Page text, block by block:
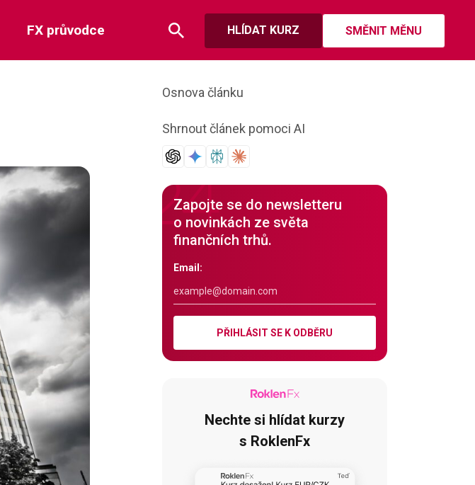
HLÍDAT KURZ SMĚNIT MĚNU
FX průvodce
Osnova článku
Shrnout článek pomoci AI
Zapojte se do newsletteru
o novinkách ze světa
finančních trhů.
Email:
PŘIHLÁSIT SE K ODBĚRU
Nechte si hlídat kurzy
s RoklenFx